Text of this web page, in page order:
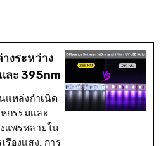
งระหว่าง
ละ 395nm
แหล่งกำเนิด
กรรมและ
แพร่หลายใน
รืองแสง, การ